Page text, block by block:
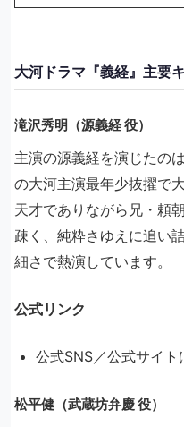
大河ドラマ『義経』主要
滝沢秀明（源義経 役）
主演の源義経を演じたの
の大河主演最年少抜擢で
天才でありながら兄・頼
疎く、純粋さゆえに追い
細さで熱演しています。
公式リンク
公式SNS／公式サイ
松平健（武蔵坊弁慶 役）